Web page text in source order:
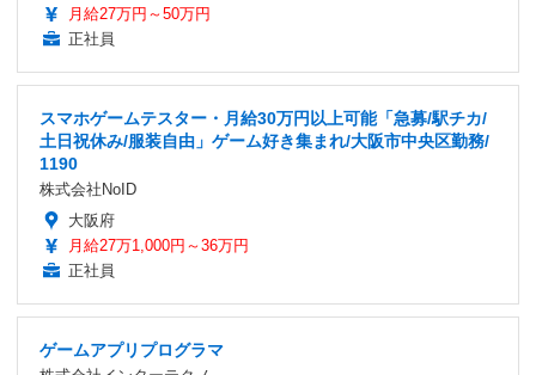
月給27万円～50万円
正社員
スマホゲームテスター・月給30万円以上可能「急募/駅チカ/
土日祝休み/服装自由」ゲーム好き集まれ/大阪市中央区勤務/
1190
株式会社NoID
大阪府
月給27万1,000円～36万円
正社員
ゲームアプリプログラマ